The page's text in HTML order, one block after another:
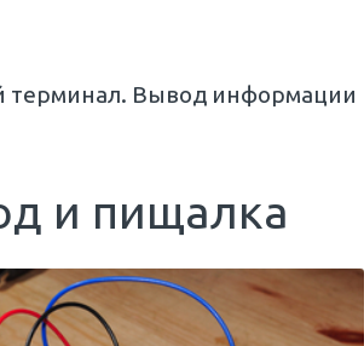
терминал. Вывод информации
и пищалка